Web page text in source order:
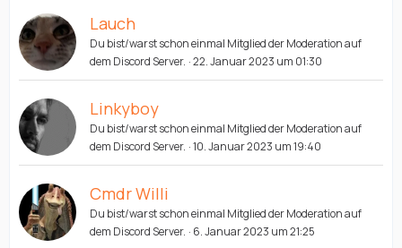
Lauch
Du bist/warst schon einmal Mitglied der Moderation auf
dem Discord Server. 22. Januar 2023 um 01:30
Linkyboy
Du bist/warst schon einmal Mitglied der Moderation auf
dem Discord Server. 10. Januar 2023 um 19:40
Cmdr Willi
Du bist/warst schon einmal Mitglied der Moderation auf
dem Discord Server. 6. Januar 2023 um 21:25